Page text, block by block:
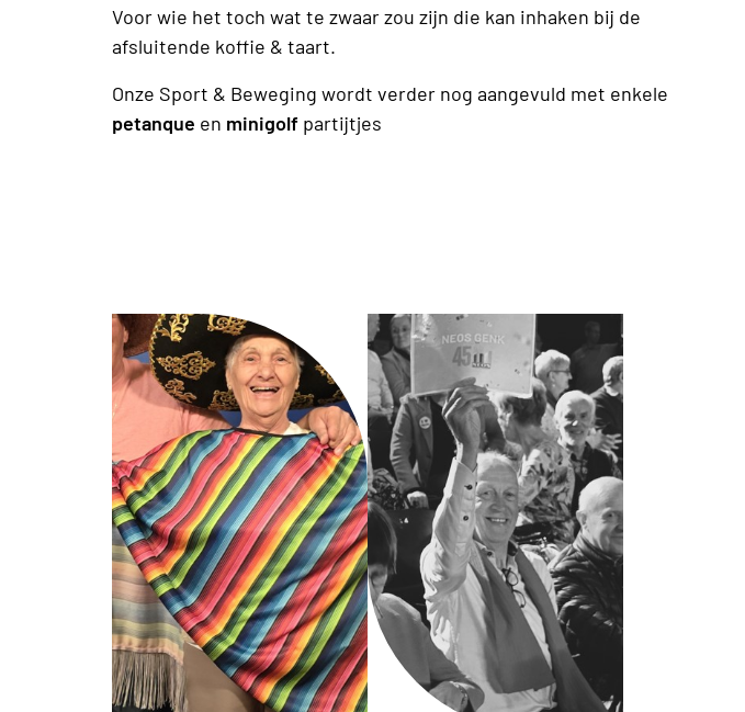
Voor wie het toch wat te zwaar zou zijn die kan inhaken bij de
afsluitende koffie & taart.
Onze Sport & Beweging wordt verder nog aangevuld met enkele
petanque en minigolf partijtjes